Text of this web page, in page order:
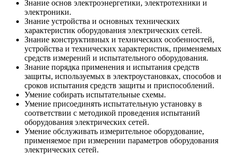
Знание основ электроэнергетики, электротехники и
электроники.
Знание устройства и основных технических
характеристик оборудования электрических сетей.
Знание конструктивных и технических особенностей,
устройства и технических характеристик, применяемых
средств измерений и испытательного оборудования.
Знание порядка применения и испытания средств
защиты, используемых в электроустановках, способов и
сроков испытания средств защиты и приспособлений.
Умение собирать испытательные схемы.
Умение присоединять испытательную установку в
соответствии с методикой проведения испытаний
оборудования электрических сетей.
Умение обслуживать измерительное оборудование,
применяемое при измерении параметров оборудования
электрических сетей.